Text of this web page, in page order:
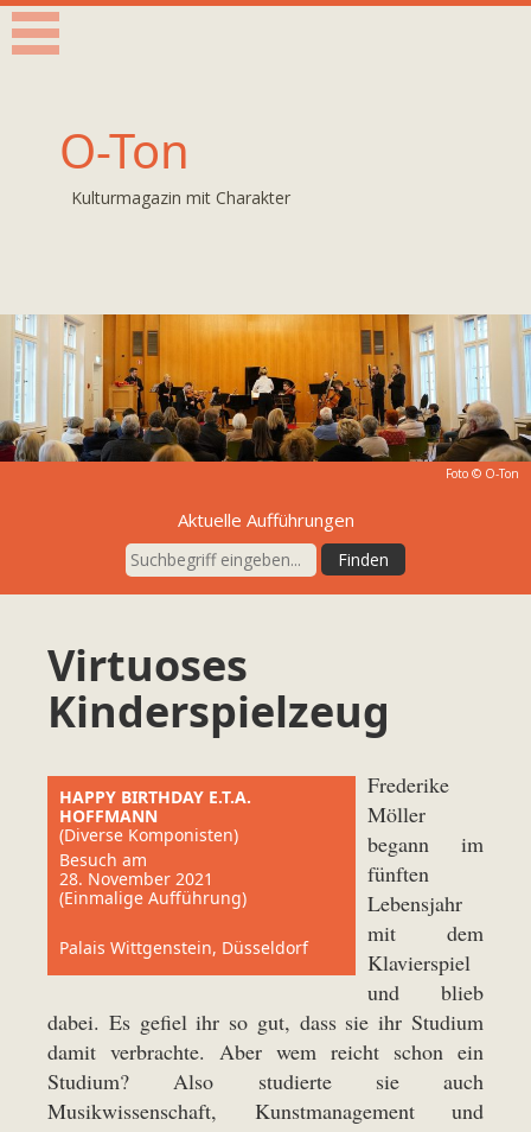
O-Ton
Kulturmagazin mit Charakter
Foto © O-Ton
Aktuelle Aufführungen
Virtuoses
Kinderspielzeug
HAPPY BIRTHDAY E.T.A.
HOFFMANN
(Diverse Komponisten)
Besuch am
28. November 2021
(Einmalige Aufführung)
Palais Wittgenstein, Düsseldorf
Frederike
Möller
begann im
fünften
Lebensjahr
mit dem
Klavierspiel
und blieb
dabei. Es gefiel ihr so gut, dass sie ihr Studium
damit verbrachte. Aber wem reicht schon ein
Studium? Also studierte sie auch
Musikwissenschaft, Kunstmanagement und